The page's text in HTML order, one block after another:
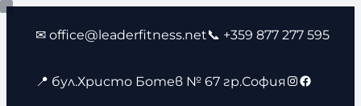
Към
съдържанието
✉ office@leaderfitness.net📞 +359 877 277 595
📍 бул.Христо Ботев № 67 гр.София Instagram
Facebook